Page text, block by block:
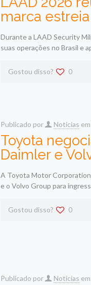
marca
Durante a LAAD Security
suas operações no Brasil e
Gostou disso? 0
Publicado por Noticias em
Toyota
Daimler e
A Toyota Motor Corporation
e o Volvo Group para
Gostou disso? 0
Publicado por Noticias em